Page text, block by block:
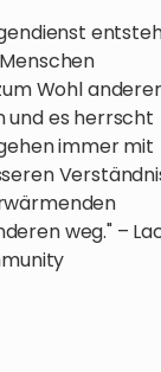
Wohl anderer
und es herrscht
immer mit
weg." –